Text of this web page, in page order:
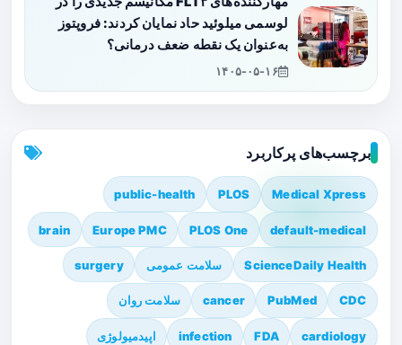
لوسمی میلوئید حاد نمایان کردند: فروپتوز
به‌عنوان یک نقطه ضعف درمانی؟
۱۴۰۵-۰۵-۱۶
برچسب‌های پرکاربرد
Medical Xpress
PLOS
public-health
default-medical
PLOS One
Europe PMC
brain
ScienceDaily Health سلامت عمومی surgery
CDC
PubMed
cancer سلامت روان
cardiology
FDA
infection اپیدمیولوژی